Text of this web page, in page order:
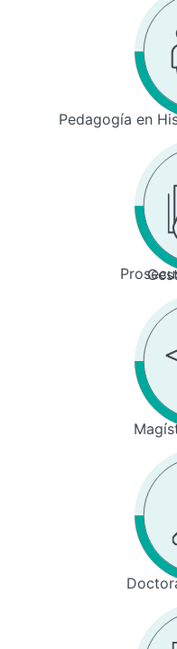
Pedagogía en